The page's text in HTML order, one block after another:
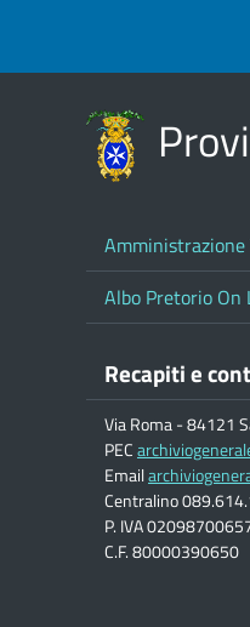
Amministrazione
Albo Pretorio On
Recapiti e
Via Roma - 84121
PEC
Email
Centralino
P. IVA
C.F. 80000390650